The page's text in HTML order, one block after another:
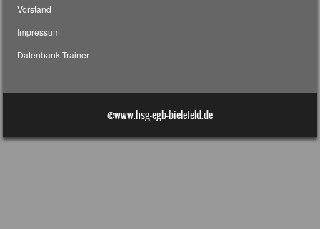
Vorstand
Impressum
Datenbank Trainer
©www.hsg-egb-bielefeld.de